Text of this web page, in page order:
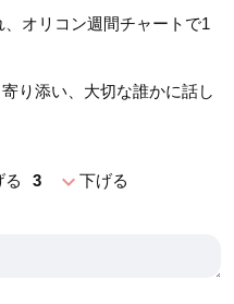
オリコン週間チャートで1
り添い、大切な誰かに話し
る 3 expand_more下げる